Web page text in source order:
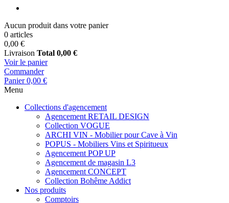
Aucun produit dans votre panier
0 articles
0,00 €
Livraison Total 0,00 €
Voir le panier
Commander
Panier 0,00 €
Menu
Collections d'agencement
Agencement RETAIL DESIGN
Collection VOGUE
ARCHI VIN - Mobilier pour Cave à Vin
POPUS - Mobiliers Vins et Spiritueux
Agencement POP UP
Agencement de magasin L3
Agencement CONCEPT
Collection Bohême Addict
Nos produits
Comptoirs